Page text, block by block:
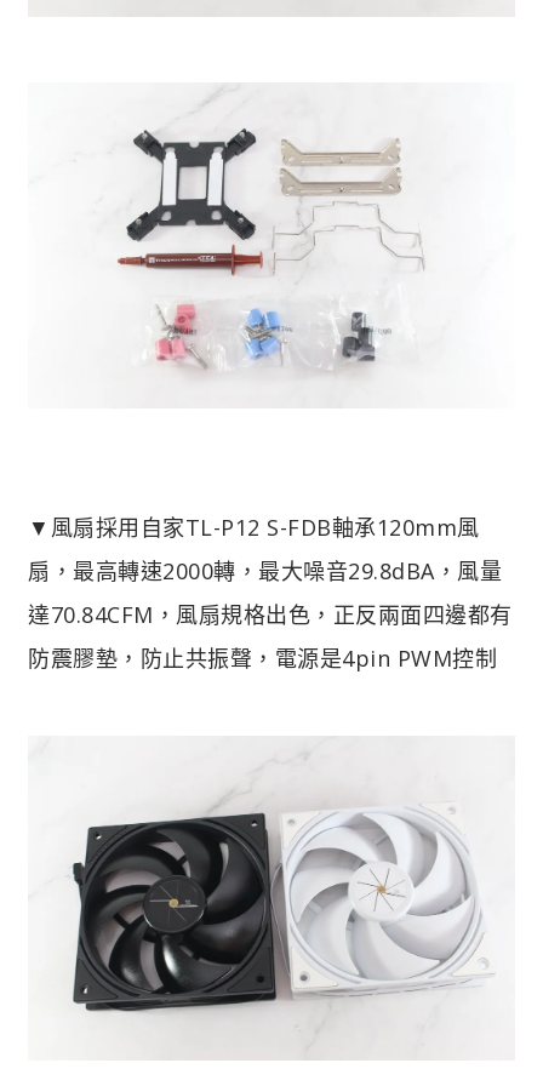
▼風扇採用自家TL-P12 S-FDB軸承120mm風
扇，最高轉速2000轉，最大噪音29.8dBA，風量
達70.84CFM，風扇規格出色，正反兩面四邊都有
防震膠墊，防止共振聲，電源是4pin PWM控制